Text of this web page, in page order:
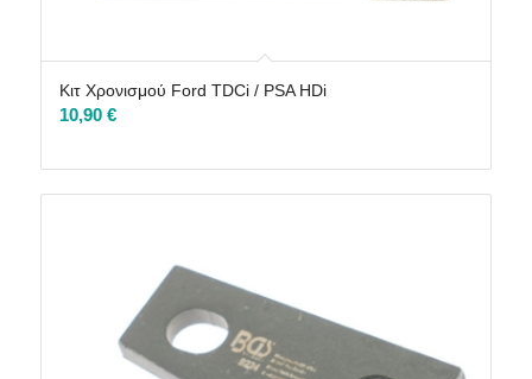
Κιτ Χρονισμού Ford TDCi / PSA HDi
10,90 €